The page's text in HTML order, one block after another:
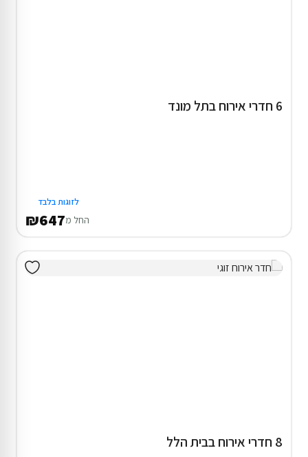
6 חדרי אירוח בתל מונד
לזוגות בלבד
החל מ₪647
8 חדרי אירוח בבית הלל